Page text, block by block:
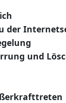
der
und